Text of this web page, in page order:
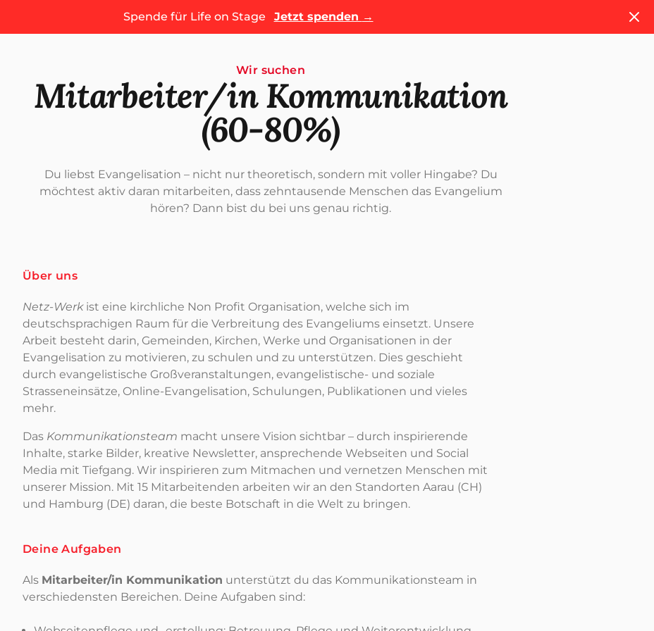
Spende für Life on Stage Jetzt spenden →
Wir suchen
Mitarbeiter/in Kommunikation
(60-80%)
Du liebst Evangelisation – nicht nur theoretisch, sondern mit voller Hingabe? Du
möchtest aktiv daran mitarbeiten, dass zehntausende Menschen das Evangelium
hören? Dann bist du bei uns genau richtig.
Über uns
Netz-Werk ist eine kirchliche Non Profit Organisation, welche sich im
deutschsprachigen Raum für die Verbreitung des Evangeliums einsetzt. Unsere
Arbeit besteht darin, Gemeinden, Kirchen, Werke und Organisationen in der
Evangelisation zu motivieren, zu schulen und zu unterstützen. Dies geschieht
durch evangelistische Großveranstaltungen, evangelistische- und soziale
Strasseneinsätze, Online-Evangelisation, Schulungen, Publikationen und vieles
mehr.
Das Kommunikationsteam macht unsere Vision sichtbar – durch inspirierende
Inhalte, starke Bilder, kreative Newsletter, ansprechende Webseiten und Social
Media mit Tiefgang. Wir inspirieren zum Mitmachen und vernetzen Menschen mit
unserer Mission. Mit 15 Mitarbeitenden arbeiten wir an den Standorten Aarau (CH)
und Hamburg (DE) daran, die beste Botschaft in die Welt zu bringen.
Deine Aufgaben
Als Mitarbeiter/in Kommunikation unterstützt du das Kommunikationsteam in
verschiedensten Bereichen. Deine Aufgaben sind: